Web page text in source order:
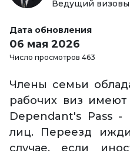
Ведущий
Дата обновления
06 мая 2026
Число просмотров 463
Члены семьи
рабочих виз
Dependant's Pass
лиц. Переезд
случае, если